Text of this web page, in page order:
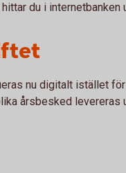
du i internetbanken
nu digitalt istället
årsbesked levereras